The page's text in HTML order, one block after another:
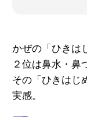
かぜの「ひきは
２位は鼻水・鼻
その「ひきはじ
実感。